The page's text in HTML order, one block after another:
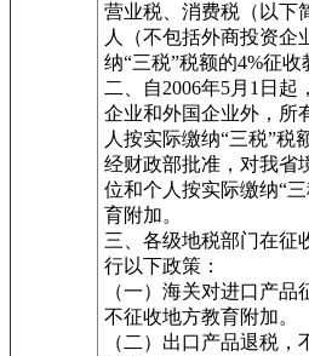
营业税、消费税（以下
人（不包括外商投资企
纳“三税”税额的4%征收
二、自2006年5月1日
企业和外国企业外，所
人按实际缴纳“三税”税
经财政部批准，对我省
位和个人按实际缴纳“
育附加。
三、各级地税部门在征
行以下政策：
（一）海关对进口产品
不征收地方教育附加。
（二）出口产品退税